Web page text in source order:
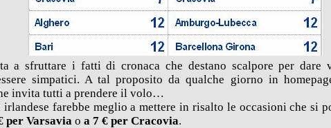
a sfruttare i fatti di cronaca che destano scalpore per dare
simpatici. A tal proposito da qualche giorno in
invita tutti a prendere il volo…
irlandese farebbe meglio a mettere in risalto le occasioni che si
per Varsavia o a 7 € per Cracovia.